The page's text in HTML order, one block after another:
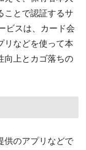
ことで認証するサ
ビスは、カード会
リなどを使って本
向上とカゴ落ちの
供のアプリなどで